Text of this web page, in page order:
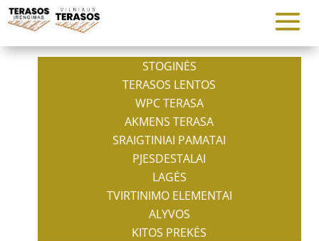
STOGINĖS
TERASOS LENTOS
WPC TERASA
AKMENS TERASA
SRAIGTINIAI PAMATAI
PJESDESTALAI
LAGĖS
TVIRTINIMO ELEMENTAI
ALYVOS
KITOS PREKĖS